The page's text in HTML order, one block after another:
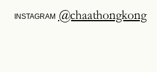
INSTAGRAM @chaathongkong